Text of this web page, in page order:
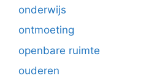
onderwijs
ontmoeting
openbare ruimte
ouderen